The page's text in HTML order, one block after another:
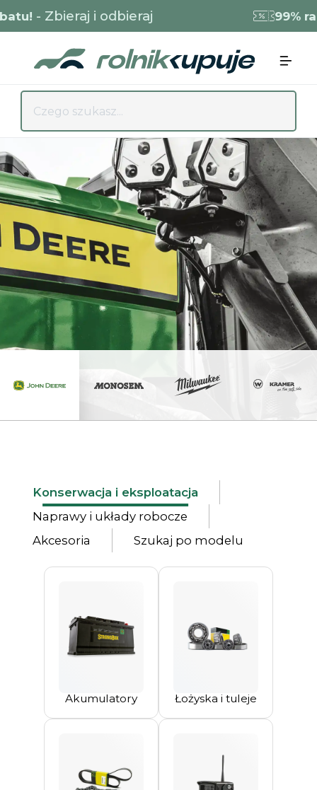
- Zbieraj i odbieraj 99%
Konserwacja i eksploatacja
Naprawy i układy robocze
Akcesoria
Szukaj po modelu
Akumulatory Łożyska i tuleje